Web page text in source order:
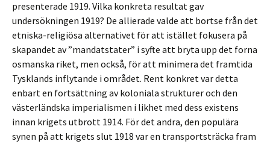
presenterade 1919. Vilka konkreta resultat gav
undersökningen 1919? De allierade valde att bortse från det
etniska-religiösa alternativet för att istället fokusera på
skapandet av ”mandatstater” i syfte att bryta upp det forna
osmanska riket, men också, för att minimera det framtida
Tysklands inflytande i området. Rent konkret var detta
enbart en fortsättning av koloniala strukturer och den
västerländska imperialismen i likhet med dess existens
innan krigets utbrott 1914. För det andra, den populära
synen på att krigets slut 1918 var en transportsträcka fram